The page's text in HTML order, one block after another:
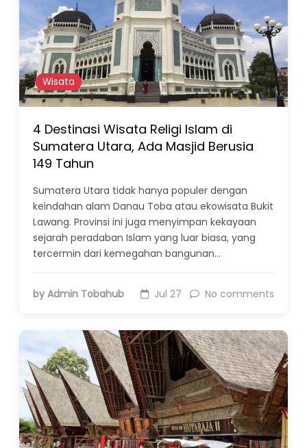
Wisata
4 Destinasi Wisata Religi Islam di
Sumatera Utara, Ada Masjid Berusia
149 Tahun
Sumatera Utara tidak hanya populer dengan
keindahan alam Danau Toba atau ekowisata Bukit
Lawang. Provinsi ini juga menyimpan kekayaan
sejarah peradaban Islam yang luar biasa, yang
tercermin dari kemegahan bangunan…
by Admin Tobahub Jul 27 No comments